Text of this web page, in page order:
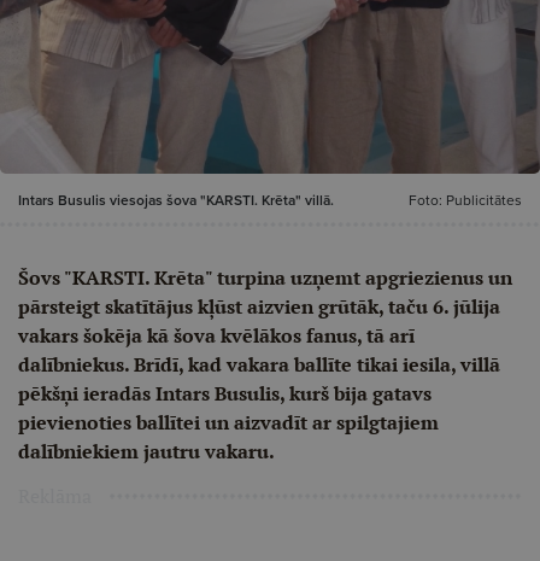
Intars Busulis viesojas šova "KARSTI. Krēta" villā. Foto: Publicitātes
Šovs "KARSTI. Krēta" turpina uzņemt apgriezienus un
pārsteigt skatītājus kļūst aizvien grūtāk, taču 6. jūlija
vakars šokēja kā šova kvēlākos fanus, tā arī
dalībniekus. Brīdī, kad vakara ballīte tikai iesila, villā
pēkšņi ieradās Intars Busulis, kurš bija gatavs
pievienoties ballītei un aizvadīt ar spilgtajiem
dalībniekiem jautru vakaru.